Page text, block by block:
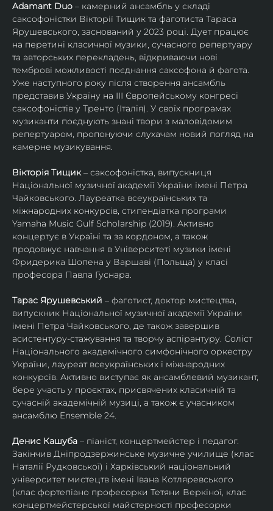
Adamant Duo – камерний ансамбль у складі
саксофоністки Вікторії Тищик та фаготиста Тараса
Ярушевського, заснований у 2023 році. Дует працює
на перетині класичної музики, сучасного репертуару
та авторських перекладень, відкриваючи нові
темброві можливості поєднання саксофона й фагота.
Уже наступного року після створення ансамбль
представив Україну на ІІІ Європейському конгресі
саксофоністів у Тренто (Італія). У своїх програмах
музиканти поєднують знані твори з маловідомим
репертуаром, пропонуючи слухачам новий погляд на
камерне музикування.
Вікторія Тищик – саксофоністка, випускниця
Національної музичної академії України імені Петра
Чайковського. Лауреатка всеукраїнських та
міжнародних конкурсів, стипендіатка програми
Yamaha Music Gulf Scholarship (2019). Активно
концертує в Україні та за кордоном, а також
продовжує навчання в Університеті музики імені
Фридерика Шопена у Варшаві (Польща) у класі
професора Павла Гуснара.
Тарас Ярушевський – фаготист, доктор мистецтва,
випускник Національної музичної академії України
імені Петра Чайковського, де також завершив
асистентуру-стажування та творчу аспірантуру. Соліст
Національного академічного симфонічного оркестру
України, лауреат всеукраїнських і міжнародних
конкурсів. Активно виступає як ансамблевий музикант,
бере участь у проєктах, присвячених класичній та
сучасній академічній музиці, а також є учасником
ансамблю Ensemble 24.
Денис Кашуба – піаніст, концертмейстер і педагог.
Закінчив Дніпродзержинське музичне училище (клас
Наталії Рудковської) і Харківський національний
університет мистецтв імені Івана Котляревського
(клас фортепіано професорки Тетяни Веркіної, клас
концертмейстерської майстерності професорки